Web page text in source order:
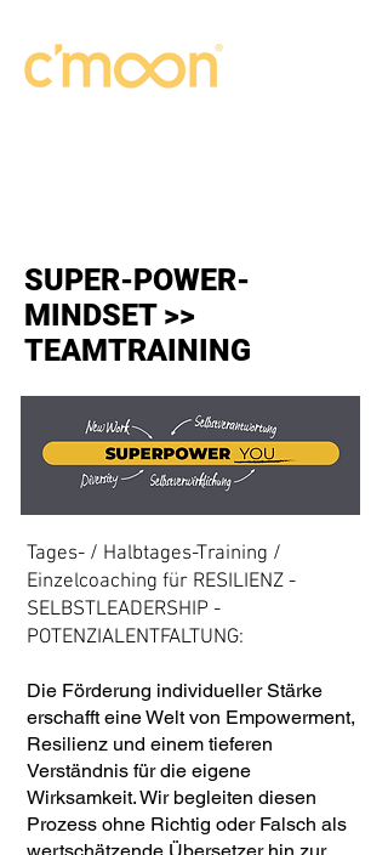
SUPER-POWER-
MINDSET >>
TEAMTRAINING
Tages- / Halbtages-Training /
Einzelcoaching für RESILIENZ -
SELBSTLEADERSHIP -
POTENZIALENTFALTUNG:
Die Förderung individueller Stärke
erschafft eine Welt von Empowerment,
Resilienz und einem tieferen
Verständnis für die eigene
Wirksamkeit. Wir begleiten diesen
Prozess ohne Richtig oder Falsch als